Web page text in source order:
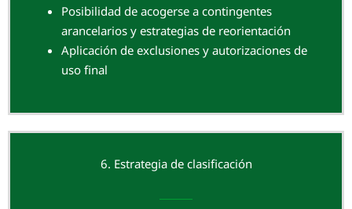
Posibilidad de acogerse a contingentes
arancelarios y estrategias de reorientación
Aplicación de exclusiones y autorizaciones de
uso final
6. Estrategia de clasificación